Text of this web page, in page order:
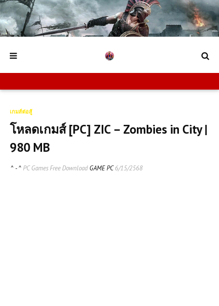
เกมส์ต่อสู้
โหลดเกมส์ [PC] ZIC – Zombies in City |
980 MB
^ - ^ PC Games Free Download GAME PC6/15/2568